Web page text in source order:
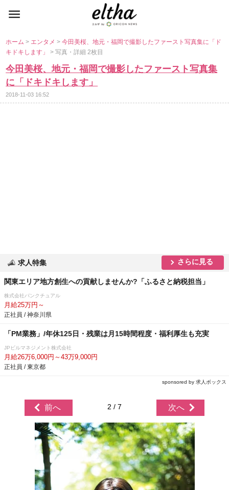
ホーム> エンタメ>今田美桜、地元・福岡で撮影したファースト写真集に「ド
キドキします」> 写真・詳細 2枚目
今田美桜、地元・福岡で撮影したファースト写真集
に「ドキドキします」
2018-11-03 16:52
求人特集 さらに見る
関東エリア地方創生への貢献しませんか?「ふるさと納税担当」
株式会社パンクチュアル
月給25万円～
正社員 / 神奈川県
「PM業務」/年休125日・残業は月15時間程度・福利厚生も充実
JPビルマネジメント株式会社
月給26万6,000円～43万9,000円
正社員 / 東京都
sponsored by 求人ボックス
前へ 2 / 7 次へ